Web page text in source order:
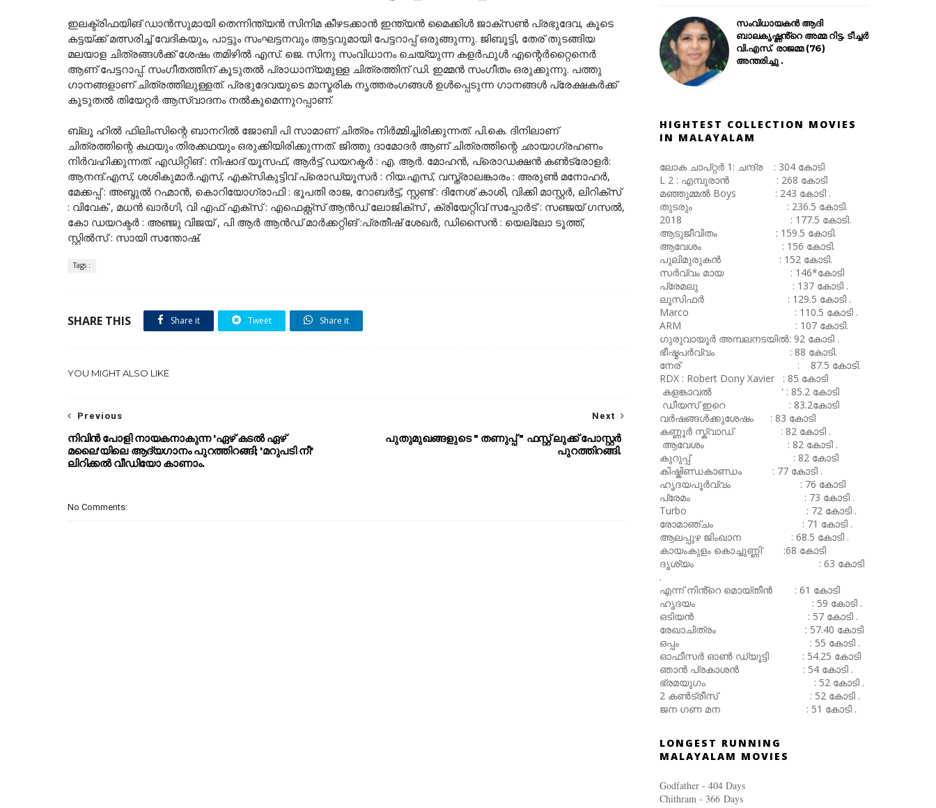
ഇലക്ട്രിഫയിങ് ഡാൻസുമായി തെന്നിന്ത്യൻ സിനിമ കീഴടക്കാൻ ഇന്ത്യൻ മൈക്കിൾ ജാക്‌സൺ പ്രഭുദേവ, കൂടെ
കട്ടയ്ക്ക് മത്സരിച്ച് വേദികയും, പാട്ടും സംഘട്ടനവും ആട്ടവുമായി പേട്ടറാപ്പ് ഒരുങ്ങുന്നു. ജിബൂട്ടി, തേര് തുടങ്ങിയ
മലയാള ചിത്രങ്ങൾക്ക് ശേഷം തമിഴിൽ എസ്. ജെ. സിനു സംവിധാനം ചെയ്യുന്ന കളർഫുൾ എന്റെർറ്റൈനെർ
ആണ് പേട്ടറാപ്പ്. സംഗീതത്തിന് കൂടുതൽ പ്രാധാന്യമുള്ള ചിത്രത്തിന് ഡി. ഇമ്മൻ സംഗീതം ഒരുക്കുന്നു. പത്തു
ഗാനങ്ങളാണ് ചിത്രത്തിലുള്ളത്. പ്രഭുദേവയുടെ മാസ്മരിക നൃത്തരംഗങ്ങൾ ഉൾപ്പെടുന്ന ഗാനങ്ങൾ പ്രേക്ഷകർക്ക്
കൂടുതൽ തിയേറ്റർ ആസ്വാദനം നൽകുമെന്നുറപ്പാണ്.
ബ്ലൂ ഹിൽ ഫിലിംസിന്റെ ബാനറിൽ ജോബി പി സാമാണ് ചിത്രം നിർമ്മിച്ചിരിക്കുന്നത്. പി.കെ. ദിനിലാണ്
ചിത്രത്തിന്റെ കഥയും തിരക്കഥയും ഒരുക്കിയിരിക്കുന്നത്. ജിത്തു ദാമോദർ ആണ് ചിത്രത്തിന്റെ ഛായാഗ്രഹണം
നിർവഹിക്കുന്നത്. എഡിറ്റിങ് : നിഷാദ് യൂസഫ്, ആർട്ട് ഡയറക്ടർ : എ. ആർ. മോഹൻ, പ്രൊഡക്ഷൻ കൺട്രോളർ:
ആനന്ദ്.എസ്, ശശികുമാർ.എസ്, എക്സികുട്ടിവ് പ്രൊഡ്യൂസർ : റിയ.എസ്, വസ്ത്രാലങ്കാരം : അരുൺ മനോഹർ,
മേക്കപ്പ് : അബ്ദുൽ റഹ്മാൻ, കൊറിയോഗ്രാഫി : ഭൂപതി രാജ, റോബർട്ട്, സ്റ്റണ്ട് : ദിനേശ് കാശി, വിക്കി മാസ്റ്റർ, ലിറിക്‌സ്
: വിവേക് , മധൻ ഖാർഗി, വി എഫ് എക്സ് : എഫെക്റ്റ്സ് ആൻഡ് ലോജിക്സ് , ക്രിയേറ്റിവ് സപ്പോർട് : സഞ്ജയ് ഗസൽ,
കോ ഡയറക്ടർ : അഞ്ജു വിജയ് , പി ആർ ആൻഡ് മാർക്കറ്റിങ് :പ്രതീഷ് ശേഖർ, ഡിസൈൻ : യെല്ലോ ടൂത്ത്,
സ്റ്റിൽസ് : സായി സന്തോഷ്.
Tags :
SHARE THIS Share it Tweet Share it
YOU MIGHT ALSO LIKE
Next
പുതുമുഖങ്ങളുടെ " തണുപ്പ് " ഫസ്റ്റ് ലുക്ക് പോസ്റ്റർ
പുറത്തിറങ്ങി.
Previous
നിവിൻ പോളി നായകനാകുന്ന 'ഏഴ് കടൽ ഏഴ്
മലൈ'യിലെ ആദ്യഗാനം പുറത്തിറങ്ങി; 'മറുപടി നീ'
ലിറിക്കൽ വീഡിയോ കാണാം.
No Comments:
സംവിധായകൻ ആദി
ബാലകൃഷ്ണൻ്റെ അമ്മ റിട്ട. ടീച്ചർ
വി.എസ്. രാജമ്മ (76)
അന്തരിച്ചു .
HIGHTEST COLLECTION MOVIES
IN MALAYALAM
ലോക ചാപ്റ്റർ 1: ചന്ദ്ര : 304 കോടി
L 2 : എമ്പുരാൻ : 268 കോടി
മഞ്ഞുമ്മൽ Boys : 243 കോടി .
തുടരും : 236.5 കോടി.
2018 : 177.5 കോടി.
ആടുജീവിതം : 159.5 കോടി.
ആവേശം : 156 കോടി.
പുലിമുരുകൻ : 152 കോടി.
സർവ്വം മായ : 146*കോടി
പ്രേമലു : 137 കോടി .
ലൂസിഫർ : 129.5 കോടി .
Marco : 110.5 കോടി .
ARM : 107 കോടി.
ഗുരുവായൂർ അമ്പലനടയിൽ: 92 കോടി .
ഭീഷ്മപർവ്വം : 88 കോടി.
നേര് : 87.5 കോടി.
RDX : Robert Dony Xavier : 85 കോടി
കളങ്കാവൽ ' : 85.2 കോടി
ഡീയസ് ഇറെ : 83.2കോടി
വർഷങ്ങൾക്കുശേഷം : 83 കോടി
കണ്ണൂർ സ്ക്വാഡ് : 82 കോടി .
ആവേശം : 82 കോടി .
കുറുപ്പ് : 82 കോടി
കിഷ്കിണ്ഡകാണ്ഡം : 77 കോടി .
ഹൃദയപൂർവ്വം : 76 കോടി
പ്രേമം : 73 കോടി .
Turbo : 72 കോടി .
രോമാഞ്ചം : 71 കോടി .
ആലപ്പുഴ ജിംഖാന : 68.5 കോടി .
കായംകുളം കൊച്ചുണ്ണി' :68 കോടി
ദൃശ്യം : 63 കോടി
.
എന്ന് നിൻ്റെ മൊയ്തീൻ : 61 കോടി
ഹൃദയം : 59 കോടി .
ഒടിയൻ : 57 കോടി .
രേഖാചിത്രം : 57.40 കോടി
ഒപ്പം : 55 കോടി .
ഓഫീസർ ഓൺ ഡ്യൂട്ടി : 54.25 കോടി
ഞാൻ പ്രകാശൻ : 54 കോടി .
ഭ്രമയുഗം : 52 കോടി .
2 കൺട്രീസ് : 52 കോടി .
ജന ഗണ മന : 51 കോടി .
LONGEST RUNNING
MALAYALAM MOVIES
Godfather - 404 Days
Chithram - 366 Days